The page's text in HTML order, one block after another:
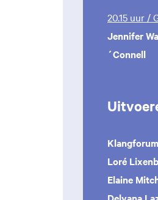
20.15 uur /
Jennifer
´Connell
Loré
Elaine